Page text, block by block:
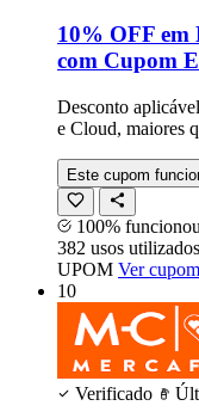
10% OFF em
com Cupom
Desconto
e Cloud, maiores
Este cupom
100% funcionou
382 usos utilizados
UPOM Ver cupom
10
Verificado